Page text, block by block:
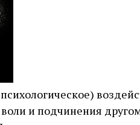
и подчинения